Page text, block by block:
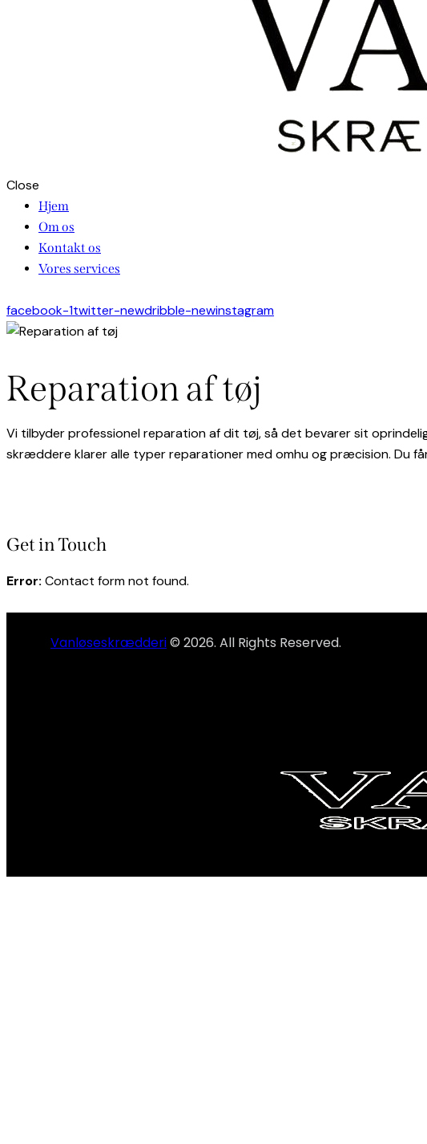
Close
Hjem
Om os
Kontakt os
Vores services
facebook-1twitter-newdribble-newinstagram
Reparation af tøj
Vi tilbyder professionel reparation af dit tøj, så det bevarer sit
skræddere klarer alle typer reparationer med omhu og præcision. Du
Get in Touch
Error: Contact form not found.
Vanløseskrædderi© 2026. All Rights Reserved.